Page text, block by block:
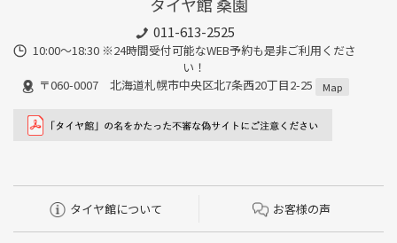
011-613-2525
10:00～18:30 ※24時間受付可能なWEB予約も是非ご利用くださ
い！
〒060-0007 北海道札幌市中央区北7条西20丁目2-25
Map
タイヤ館について お客様の声